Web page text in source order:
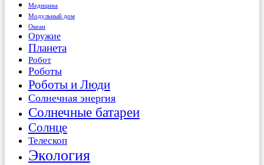
Медицина
Модульный дом
Океан
Оружие
Планета
Робот
Роботы
Роботы и Люди
Солнечная энергия
Солнечные батареи
Солнце
Телескоп
Экология